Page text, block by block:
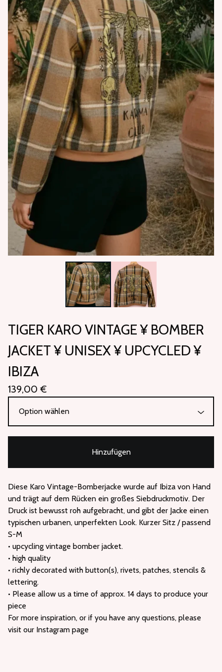
TIGER KARO VINTAGE ¥ BOMBER
JACKET ¥ UNISEX ¥ UPCYCLED ¥
IBIZA
139,00 €
Hinzufügen
Diese Karo Vintage-Bomberjacke wurde auf Ibiza von Hand
und trägt auf dem Rücken ein großes Siebdruckmotiv. Der
Druck ist bewusst roh aufgebracht, und gibt der Jacke einen
typischen urbanen, unperfekten Look. Kurzer Sitz / passend
S-M
• upcycling vintage bomber jacket.
• high quality
• richly decorated with button(s), rivets, patches, stencils &
lettering.
• Please allow us a time of approx. 14 days to produce your
piece
For more inspiration, or if you have any questions, please
visit our Instagram page